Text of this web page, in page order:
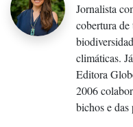
Jornalista
cobertura de
climáticas.
Editora
2006
bichos e das